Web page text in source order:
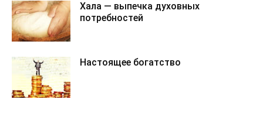
Хала — выпечка духовных
потребностей
Настоящее богатство